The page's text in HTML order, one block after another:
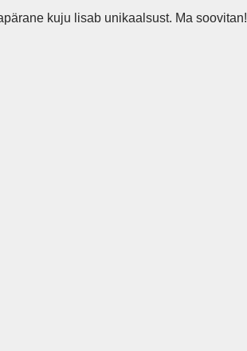
kuju lisab unikaalsust. Ma soovitan!